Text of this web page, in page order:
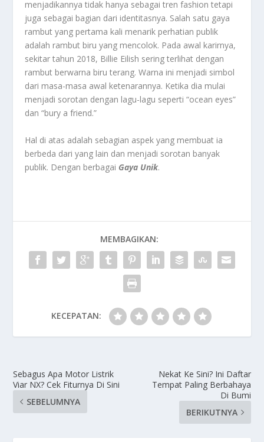
menjadikannya tidak hanya sebagai tren fashion tetapi
juga sebagai bagian dari identitasnya. Salah satu gaya
rambut yang pertama kali menarik perhatian publik
adalah rambut biru yang mencolok. Pada awal karirnya,
sekitar tahun 2018, Billie Eilish sering terlihat dengan
rambut berwarna biru terang. Warna ini menjadi simbol
dari masa-masa awal ketenarannya. Ketika dia mulai
menjadi sorotan dengan lagu-lagu seperti “ocean eyes”
dan “bury a friend.”
Hal di atas adalah sebagian aspek yang membuat ia
berbeda dari yang lain dan menjadi sorotan banyak
publik. Dengan berbagai Gaya Unik.
MEMBAGIKAN:
KECEPATAN:
Sebagus Apa Motor Listrik
Viar NX? Cek Fiturnya Di Sini
SEBELUMNYA
Nekat Ke Sini? Ini Daftar
Tempat Paling Berbahaya
Di Bumi
BERIKUTNYA